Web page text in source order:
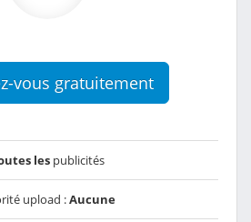
vous gratuitement
les publicités
upload :Aucune